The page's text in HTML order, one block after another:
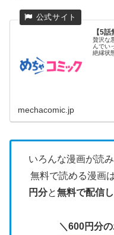
【5
贅沢な
んでい
絶縁状
mechacomic.jp
いろんな漫画が読
無料で読める漫画
円分と無料で配信
＼600円分